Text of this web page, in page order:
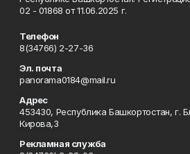
02 - 01868 от 11.06.2025 г.
Телефон
8(34766) 2-27-36
Эл. почта
panorama0184@mail.ru
Адрес
453430, Республика Башкортостан, г.
Кирова,3
Рекламная служба